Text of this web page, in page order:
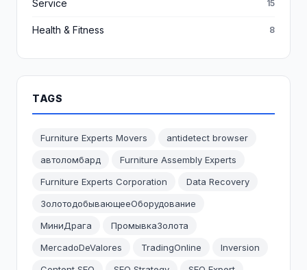
Service 15
Health & Fitness 8
TAGS
Furniture Experts Movers
antidetect browser
автоломбард
Furniture Assembly Experts
Furniture Experts Corporation
Data Recovery
ЗолотодобывающееОборудование
МиниДрага
ПромывкаЗолота
MercadoDeValores
TradingOnline
Inversion